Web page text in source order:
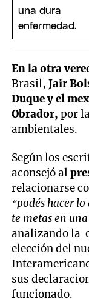
En la otra
Brasil,Jair
Duque y el
Obrador, por
ambientales.
Según los
aconsejó al
relacionarse
“podés hacer
te metas en
analizando la
elección del
sus
funcionado.